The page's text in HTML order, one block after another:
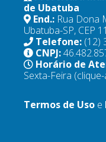
de Ubatuba
End.: Rua Dona
Ubatuba-SP, CEP
Telefone: (12)
CNPJ:
Horário de
Sexta-Feira
Termos de Uso e